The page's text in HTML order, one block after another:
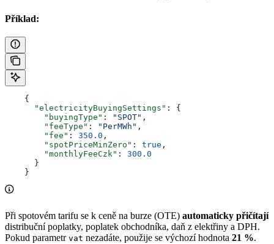
Příklad:
    {
      "electricityBuyingSettings"
: {
        "buyingType"
: "SPOT" ,
        "feeType"
: "PerMWh" ,
        "fee"
: 350.0 ,
        "spotPriceMinZero"
: true ,
        "monthlyFeeCzk"
: 300.0
      }
    }
Při spotovém tarifu se k ceně na burze (OTE) automaticky přičítají
distribuční poplatky, poplatek obchodníka, daň z elektřiny a DPH.
Pokud parametr vat nezadáte, použije se výchozí hodnota 21 %.